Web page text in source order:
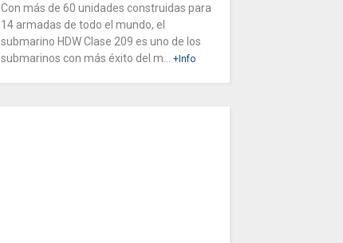
Con más de 60 unidades construidas para
14 armadas de todo el mundo, el
submarino HDW Clase 209 es uno de los
submarinos con más éxito del m...
+Info